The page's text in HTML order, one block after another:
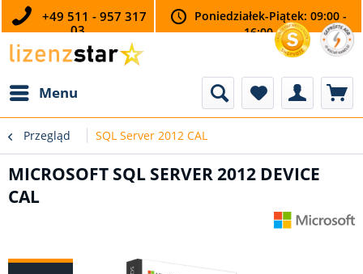
+49 511 - 957 317
03
Poniedziałek-Piątek: 09:00 -
16:00
Menu
Przegląd SQL Server 2012 CAL
MICROSOFT SQL SERVER 2012 DEVICE
CAL